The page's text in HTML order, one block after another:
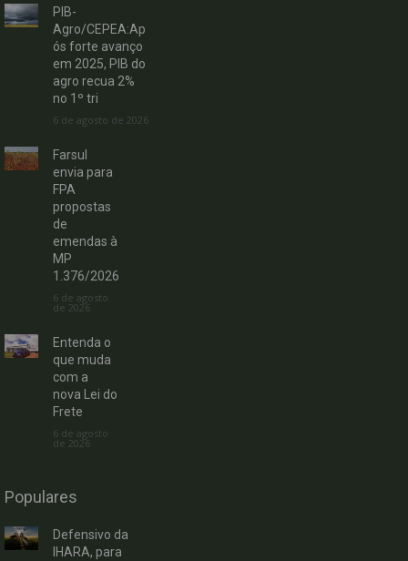
PIB-
Agro/CEPEA:Ap
ós forte avanço
em 2025, PIB do
agro recua 2%
no 1º tri
6 de agosto de 2026
Farsul
envia para
FPA
propostas
de
emendas à
MP
1.376/2026
6 de agosto
de 2026
Entenda o
que muda
com a
nova Lei do
Frete
6 de agosto
de 2026
Populares
Defensivo da
IHARA, para